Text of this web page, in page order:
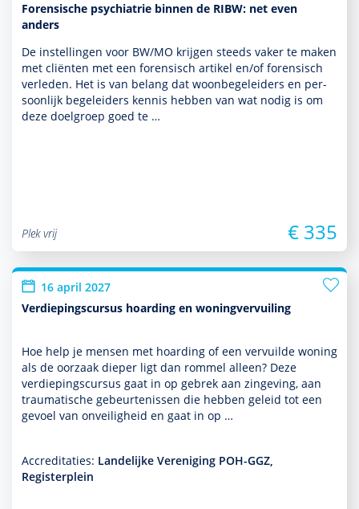
Forensische psychiatrie binnen de RIBW: net even
anders
De instel­lingen voor BW/MO krijgen steeds vaker te maken
met cliënten met een foren­sisch artikel en/of foren­sisch
verleden. Het is van belang dat woonbege­leiders en per­
soon­lijk bege­leiders kennis hebben van wat nodig is om
deze doel­groep goed te …
Plek vrij € 335
16 april 2027
Verdiepingscursus hoarding en woningvervuiling
Hoe help je mensen met hoarding of een vervuilde woning
als de oorzaak dieper ligt dan rommel alleen? Deze
verdiepingscursus gaat in op gebrek aan zingeving, aan
traumatische gebeurtenissen die hebben geleid tot een
gevoel van onveiligheid en gaat in op …
Accreditaties: Landelijke Vereniging POH-GGZ,
Registerplein